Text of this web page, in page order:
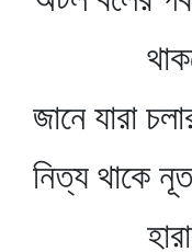
থাকতে
জানে যারা
নিত্য থাকে
হারায়